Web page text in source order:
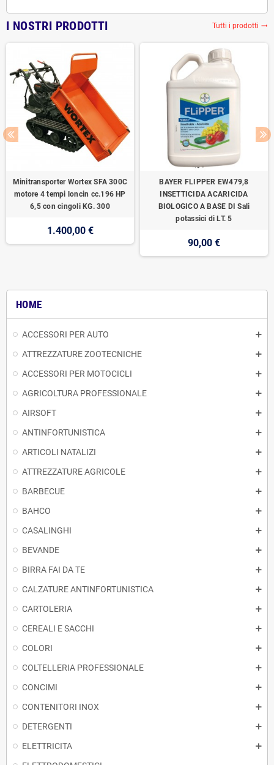
HOME
ACCESSORI PER AUTO
ATTREZZATURE ZOOTECNICHE
ACCESSORI PER MOTOCICLI
AGRICOLTURA PROFESSIONALE
AIRSOFT
ANTINFORTUNISTICA
ARTICOLI NATALIZI
ATTREZZATURE AGRICOLE
BARBECUE
BAHCO
CASALINGHI
BEVANDE
BIRRA FAI DA TE
CALZATURE ANTINFORTUNISTICA
CARTOLERIA
CEREALI E SACCHI
COLORI
COLTELLERIA PROFESSIONALE
CONCIMI
CONTENITORI INOX
DETERGENTI
ELETTRICITA
I NOSTRI PRODOTTI Tutti i prodotti trending_flat
Minitransporter Wortex SFA 300C
motore 4 tempi loncin cc.196 HP
6,5 con cingoli KG. 300
1.400,00 €
BAYER FLIPPER EW479,8
INSETTICIDA ACARICIDA
BIOLOGICO A BASE DI Sali
potassici di LT. 5
90,00 €